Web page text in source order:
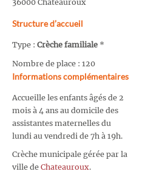
36000 Châteauroux
Structure d’accueil
Type : Crèche familiale *
Nombre de place : 120
Informations complémentaires
Accueille les enfants âgés de 2
mois à 4 ans au domicile des
assistantes maternelles du
lundi au vendredi de 7h à 19h.
Crèche municipale gérée par la
ville de Chateauroux.